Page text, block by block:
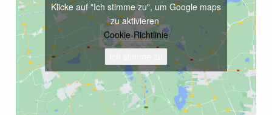
Klicke auf "Ich stimme zu", um Google maps
zu aktivieren
Cookie-Richtlinie